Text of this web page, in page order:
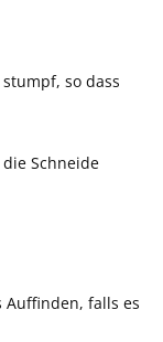
so dass
Schneide
falls es